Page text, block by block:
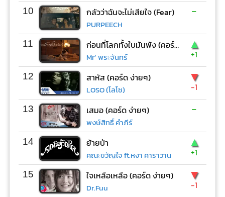
10 กลัวว่าฉันจะไม่เสียใจ (Fear)
PURPEECH
-
11 ก่อนที่โลกทั้งใบมันพัง (คอร์ด ง่ายๆ)
Mr’ พระจันทร์
▲
+1
12 สาหัส (คอร์ด ง่ายๆ)
LOSO (โลโซ)
▼
-1
13 เสมอ (คอร์ด ง่ายๆ)
พงษ์สิทธิ์ คำภีร์
-
14 ย้ายป่า
คณะขวัญใจ ft.หงา คาราวาน
▲
+1
15 ใจเหลือเหลือ (คอร์ด ง่ายๆ)
Dr.Fuu
▼
-1